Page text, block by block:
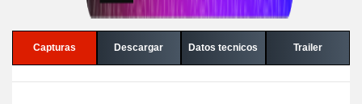
Capturas Descargar Datos tecnicos Trailer